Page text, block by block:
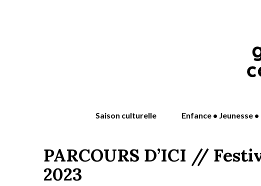
Saison culturelle Enfance • Jeunesse
PARCOURS D’ICI //
2023